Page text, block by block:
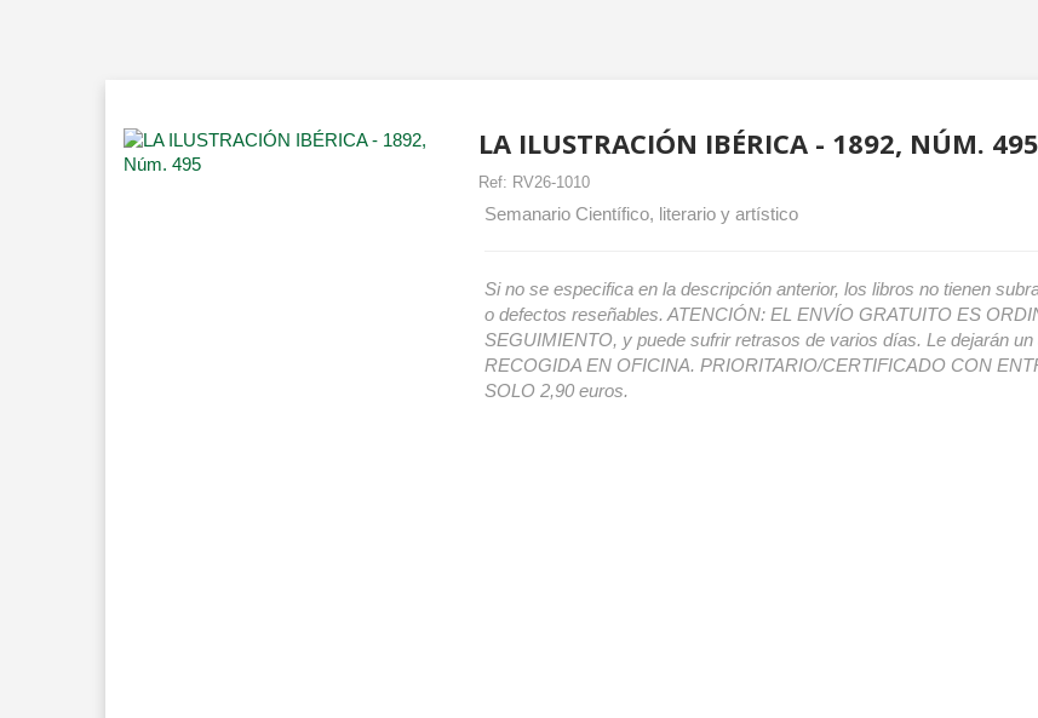
LA ILUSTRACIÓN IBÉRICA - 1892, NÚM. 495
Ref: RV26-1010
Semanario Científico, literario y artístico
Si no se especifica en la descripción anterior, los libros no tienen
o defectos reseñables. ATENCIÓN: EL ENVÍO GRATUITO ES
SEGUIMIENTO, y puede sufrir retrasos de varios días. Le dejarán un
RECOGIDA EN OFICINA. PRIORITARIO/CERTIFICADO CON
SOLO 2,90 euros.